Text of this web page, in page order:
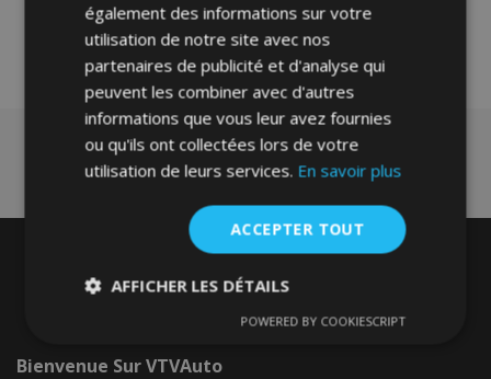
liste
d'achats
Bienvenue SurVTVAuto
également des informations sur votre
utilisation de notre site avec nos
partenaires de publicité et d'analyse qui
peuvent les combiner avec d'autres
informations que vous leur avez fournies
ou qu'ils ont collectées lors de votre
utilisation de leurs services. En savoir plus
ACCEPTER TOUT
AFFICHER LES DÉTAILS
Performance Ciblage
POWERED BY COOKIESCRIPT